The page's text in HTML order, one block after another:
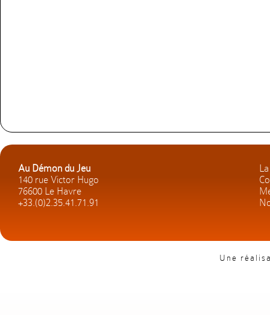
Au Démon du Jeu
140 rue Victor Hugo
76600 Le Havre
+33.(0)2.35.41.71.91
Une